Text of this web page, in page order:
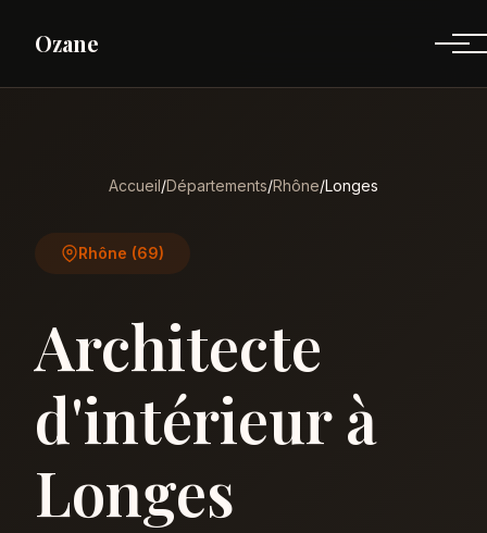
Ozane
Accueil/Départements/Rhône/Longes
Rhône (69)
Architecte
d'intérieur à
Longes